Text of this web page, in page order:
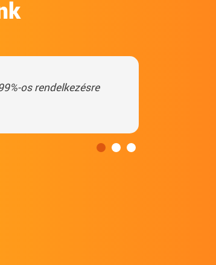
os rendelkezésre